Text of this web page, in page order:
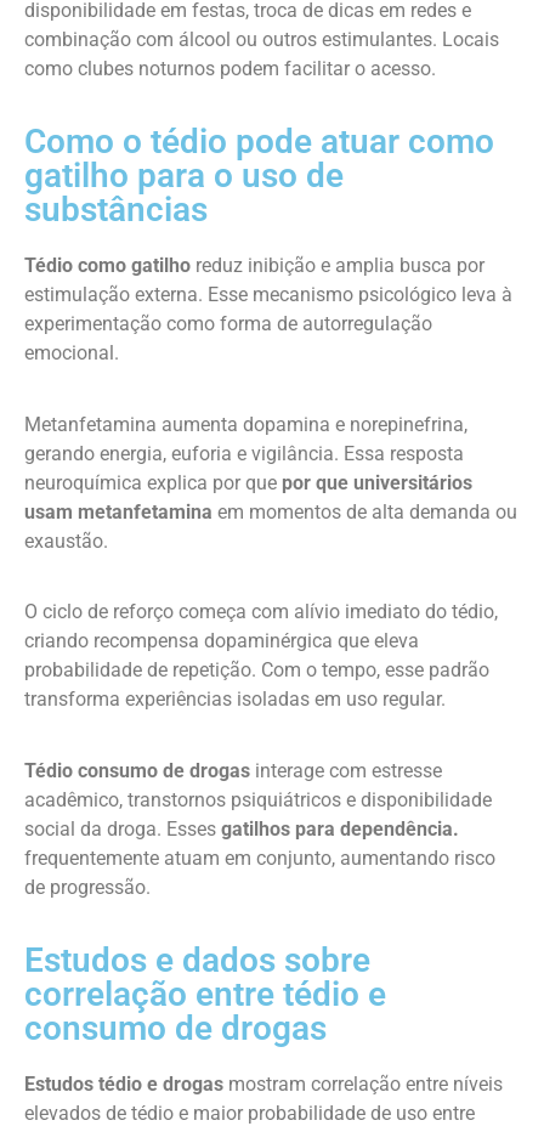
disponibilidade em festas, troca de dicas em redes e
combinação com álcool ou outros estimulantes. Locais
como clubes noturnos podem facilitar o acesso.
Como o tédio pode atuar como
gatilho para o uso de
substâncias
Tédio como gatilho reduz inibição e amplia busca por
estimulação externa. Esse mecanismo psicológico leva à
experimentação como forma de autorregulação
emocional.
Metanfetamina aumenta dopamina e norepinefrina,
gerando energia, euforia e vigilância. Essa resposta
neuroquímica explica por que por que universitários
usam metanfetamina em momentos de alta demanda ou
exaustão.
O ciclo de reforço começa com alívio imediato do tédio,
criando recompensa dopaminérgica que eleva
probabilidade de repetição. Com o tempo, esse padrão
transforma experiências isoladas em uso regular.
Tédio consumo de drogas interage com estresse
acadêmico, transtornos psiquiátricos e disponibilidade
social da droga. Esses gatilhos para dependência.
frequentemente atuam em conjunto, aumentando risco
de progressão.
Estudos e dados sobre
correlação entre tédio e
consumo de drogas
Estudos tédio e drogas mostram correlação entre níveis
elevados de tédio e maior probabilidade de uso entre